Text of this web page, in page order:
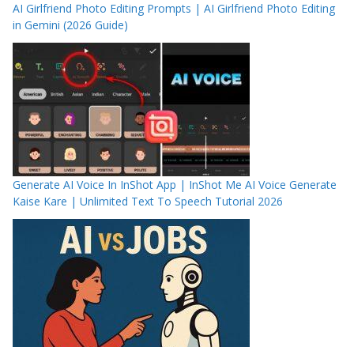
AI Girlfriend Photo Editing Prompts | AI Girlfriend Photo Editing
in Gemini (2026 Guide)
Generate AI Voice In InShot App | InShot Me AI Voice Generate
Kaise Kare | Unlimited Text To Speech Tutorial 2026